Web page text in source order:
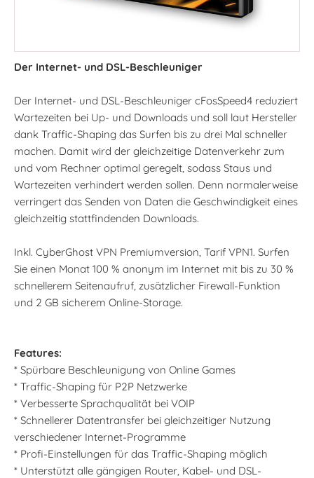
Der Internet- und DSL-Beschleuniger
Der Internet- und DSL-Beschleuniger cFosSpeed4 reduziert
Wartezeiten bei Up- und Downloads und soll laut Hersteller
dank Traffic-Shaping das Surfen bis zu drei Mal schneller
machen. Damit wird der gleichzeitige Datenverkehr zum
und vom Rechner optimal geregelt, sodass Staus und
Wartezeiten verhindert werden sollen. Denn normalerweise
verringert das Senden von Daten die Geschwindigkeit eines
gleichzeitig stattfindenden Downloads.
Inkl. CyberGhost VPN Premiumversion, Tarif VPN1. Surfen
Sie einen Monat 100 % anonym im Internet mit bis zu 30 %
schnellerem Seitenaufruf, zusätzlicher Firewall-Funktion
und 2 GB sicherem Online-Storage.
Features:
* Spürbare Beschleunigung von Online Games
* Traffic-Shaping für P2P Netzwerke
* Verbesserte Sprachqualität bei VOIP
* Schnellerer Datentransfer bei gleichzeitiger Nutzung
verschiedener Internet-Programme
* Profi-Einstellungen für das Traffic-Shaping möglich
* Unterstützt alle gängigen Router, Kabel- und DSL-